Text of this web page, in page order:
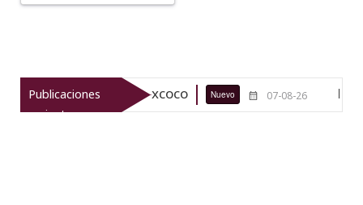
Publicaciones
recientes
de Texcoco Nuevo 07-08-26 El viaje del